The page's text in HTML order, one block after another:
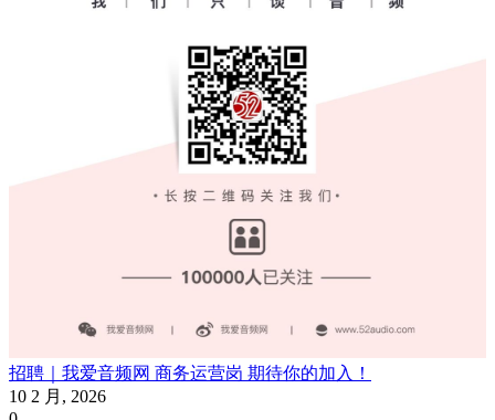
招聘｜我爱音频网 商务运营岗 期待你的加入！
10 2 月, 2026